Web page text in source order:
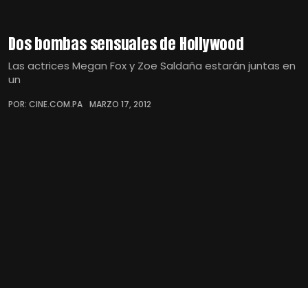
Dos bombas sensuales de Hollywood
Las actrices Megan Fox y Zoe Saldaña estarán juntas en
un
POR: CINE.COM.PA MARZO 17, 2012